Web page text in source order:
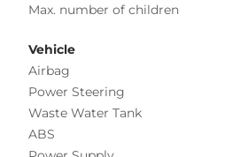
Max. number of children
Vehicle
Airbag
Power Steering
Waste Water Tank
ABS